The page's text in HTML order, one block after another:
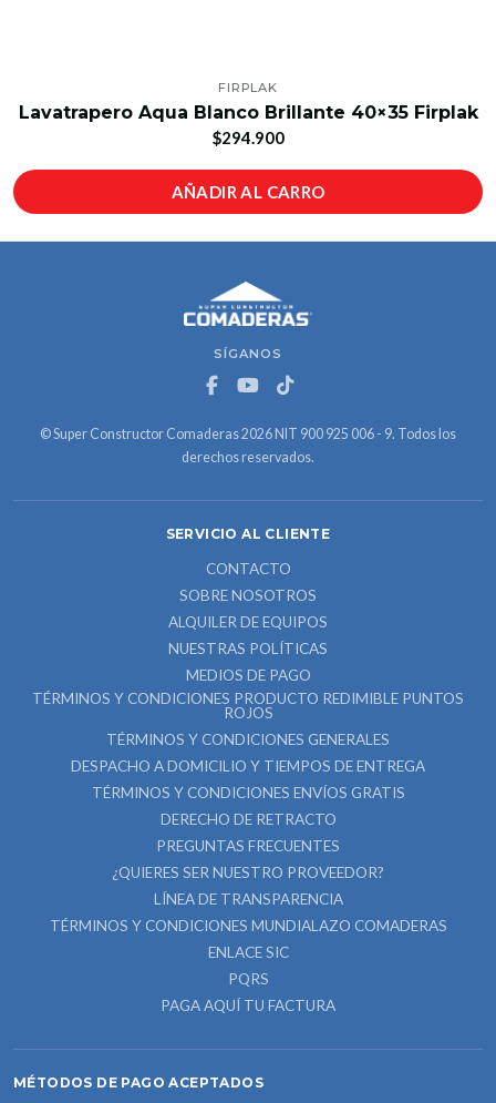
FIRPLAK
Lavatrapero Aqua Blanco Brillante 40×35 Firplak
$294.900
AÑADIR AL CARRO
SÍGANOS
© Super Constructor Comaderas 2026 NIT 900 925 006 - 9. Todos los
derechos reservados.
SERVICIO AL CLIENTE
CONTACTO
SOBRE NOSOTROS
ALQUILER DE EQUIPOS
NUESTRAS POLÍTICAS
MEDIOS DE PAGO
TÉRMINOS Y CONDICIONES PRODUCTO REDIMIBLE PUNTOS
ROJOS
TÉRMINOS Y CONDICIONES GENERALES
DESPACHO A DOMICILIO Y TIEMPOS DE ENTREGA
TÉRMINOS Y CONDICIONES ENVÍOS GRATIS
DERECHO DE RETRACTO
PREGUNTAS FRECUENTES
¿QUIERES SER NUESTRO PROVEEDOR?
LÍNEA DE TRANSPARENCIA
TÉRMINOS Y CONDICIONES MUNDIALAZO COMADERAS
ENLACE SIC
PQRS
PAGA AQUÍ TU FACTURA
MÉTODOS DE PAGO ACEPTADOS